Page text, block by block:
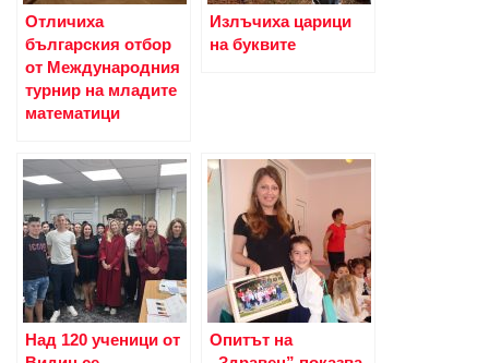
Отличиха
българския отбор
от Международния
турнир на младите
математици
Излъчиха царици
на буквите
Над 120 ученици от
Опитът на